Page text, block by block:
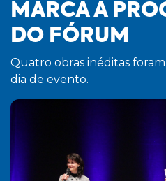
MARCA A
DO FÓRUM
Quatro obras inéditas
dia de evento.